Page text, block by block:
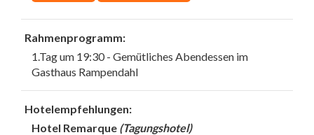
Rahmenprogramm:
1.Tag um 19:30 - Gemütliches Abendessen im
Gasthaus Rampendahl
Hotelempfehlungen:
Hotel Remarque (Tagungshotel)